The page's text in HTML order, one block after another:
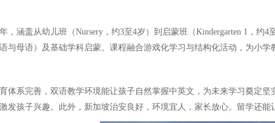
，涵盖从幼儿班（Nursery，约3至4岁）到启蒙班（Kindergarten 1，
与母语）及基础学科启蒙。课程融合游戏化学习与结构化活动，为小
体系完善，双语教学环境能让孩子自然掌握中英文，为未来学习奠定
发孩子兴趣。此外，新加坡治安良好，环境宜人，家长放心。留学还